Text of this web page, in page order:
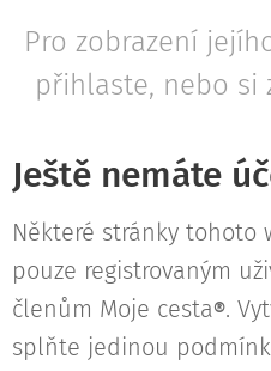
Pro zobrazení
přihlaste, nebo si
Ještě nemáte
Některé stránky tohoto
pouze registrovaným
členům Moje cesta®.
splňte jedinou